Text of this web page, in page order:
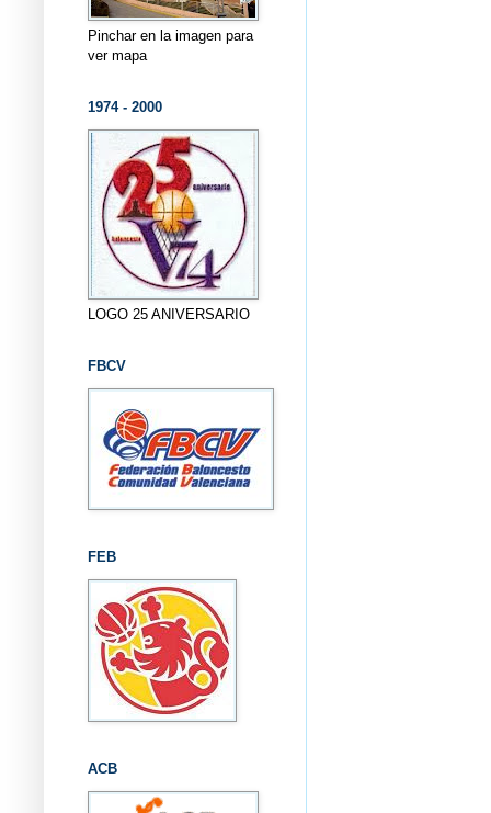
Pinchar en la imagen para
ver mapa
1974 - 2000
LOGO 25 ANIVERSARIO
FBCV
FEB
ACB